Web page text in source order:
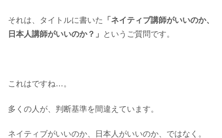
それは、タイトルに書いた
「ネイティブ講師がいいのか、
日本人講師がいいのか？」
というご質問です。
これはですね…。
多くの人が、判断基準を間違えています。
ネイティブがいいのか、日本人がいいのか、ではなく。